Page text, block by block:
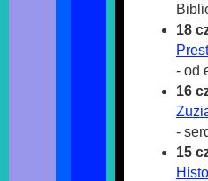
18
- od
16
-
15